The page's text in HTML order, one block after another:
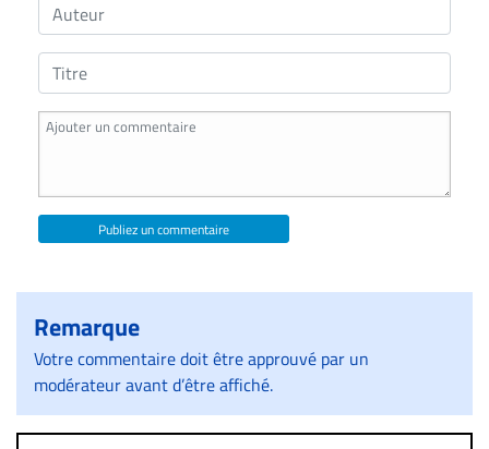
Publiez un commentaire
Remarque
Votre commentaire doit être approuvé par un
modérateur avant d’être affiché.